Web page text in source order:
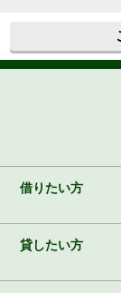
借りたい方
貸したい方